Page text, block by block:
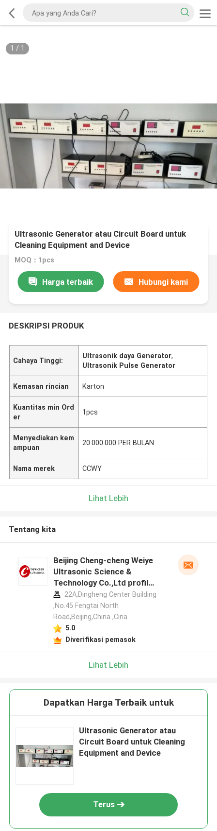
1 / 1
Ultrasonic Generator atau Circuit Board untuk
Cleaning Equipment and Device
MOQ：1pcs
Harga terbaik Hubungi kami
DESKRIPSI PRODUK
Cahaya Tinggi:
Ultrasonik daya Generator,
Ultrasonik Pulse Generator
Kemasan rincian Karton
Kuantitas min Ord
er
1pcs
Menyediakan kem
ampuan
20.000.000 PER BULAN
Nama merek CCWY
Lihat Lebih
Tentang kita
Beijing Cheng-cheng Weiye
Ultrasonic Science &
Technology Co.,Ltd profil
pabrikan
22A,Dingheng Center Building
,No.45 Fengtai North
Road,Beijing,China ,Cina
5.0
Diverifikasi pemasok
Lihat Lebih
Dapatkan Harga Terbaik untuk
Ultrasonic Generator atau
Circuit Board untuk Cleaning
Equipment and Device
Terus